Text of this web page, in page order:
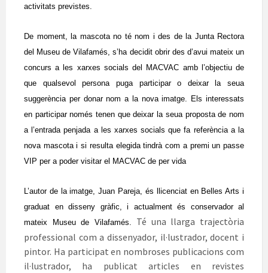
activitats previstes.
De moment, la mascota no té nom i des de la Junta Rectora
del Museu de Vilafamés, s’ha decidit obrir des d’avui mateix un
concurs a les xarxes socials del MACVAC amb l’objectiu de
que qualsevol persona puga participar o deixar la seua
suggerència per donar nom a la nova imatge. Els interessats
en participar només tenen que deixar la seua proposta de nom
a l’entrada penjada a les xarxes socials que fa referència a la
nova mascota i si resulta elegida tindrà com a premi un passe
VIP per a poder visitar el MACVAC de per vida
L’autor de la imatge, Juan Pareja, és llicenciat en Belles Arts i
graduat en disseny gràfic, i actualment és conservador al
mateix Museu de Vilafamés. Té una llarga trajectòria
professional com a dissenyador, il·lustrador, docent i
pintor. Ha participat en nombroses publicacions com
il·lustrador, ha publicat articles en revistes